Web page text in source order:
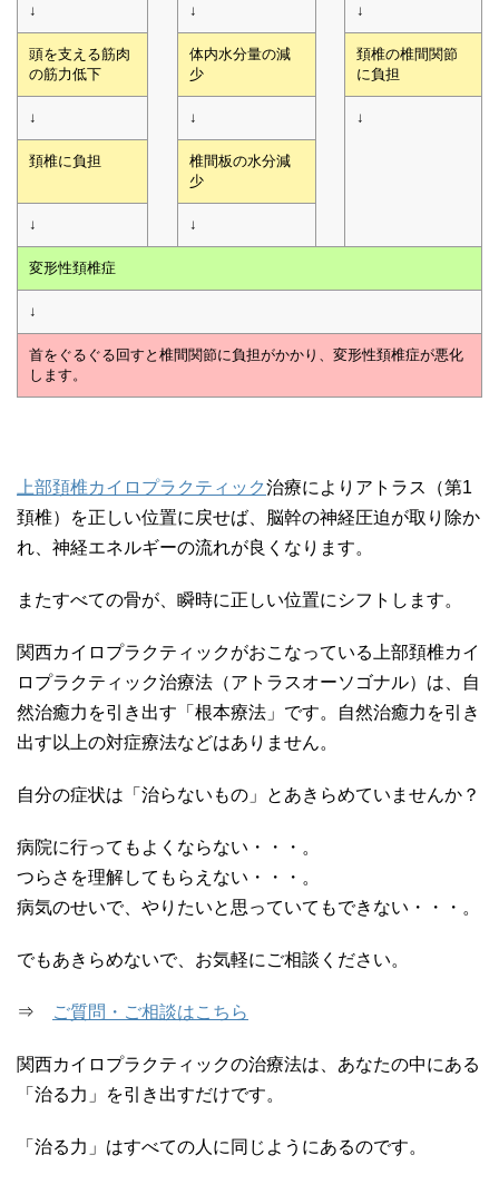
↓ ↓ ↓
頭を支える筋肉
の筋力低下
体内水分量の減
少
頚椎の椎間関節
に負担
↓ ↓ ↓
頚椎に負担
椎間板の水分減
少
↓ ↓
変形性頚椎症
↓
首をぐるぐる回すと椎間関節に負担がかかり、変形性頚椎症が悪化
します。
上部頚椎カイロプラクティック治療によりアトラス（第1
頚椎）を正しい位置に戻せば、脳幹の神経圧迫が取り除か
れ、神経エネルギーの流れが良くなります。
またすべての骨が、瞬時に正しい位置にシフトします。
関西カイロプラクティックがおこなっている上部頚椎カイ
ロプラクティック治療法（アトラスオーソゴナル）は、自
然治癒力を引き出す「根本療法」です。自然治癒力を引き
出す以上の対症療法などはありません。
自分の症状は「治らないもの」とあきらめていませんか？
病院に行ってもよくならない・・・。
つらさを理解してもらえない・・・。
病気のせいで、やりたいと思っていてもできない・・・。
でもあきらめないで、お気軽にご相談ください。
⇒ ご質問・ご相談はこちら
関西カイロプラクティックの治療法は、あなたの中にある
「治る力」を引き出すだけです。
「治る力」はすべての人に同じようにあるのです。